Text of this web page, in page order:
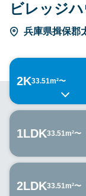
ビレッジ
兵庫県揖保郡
2K33.51m²〜
1LDK33.51m²〜
2LDK33.51m²〜